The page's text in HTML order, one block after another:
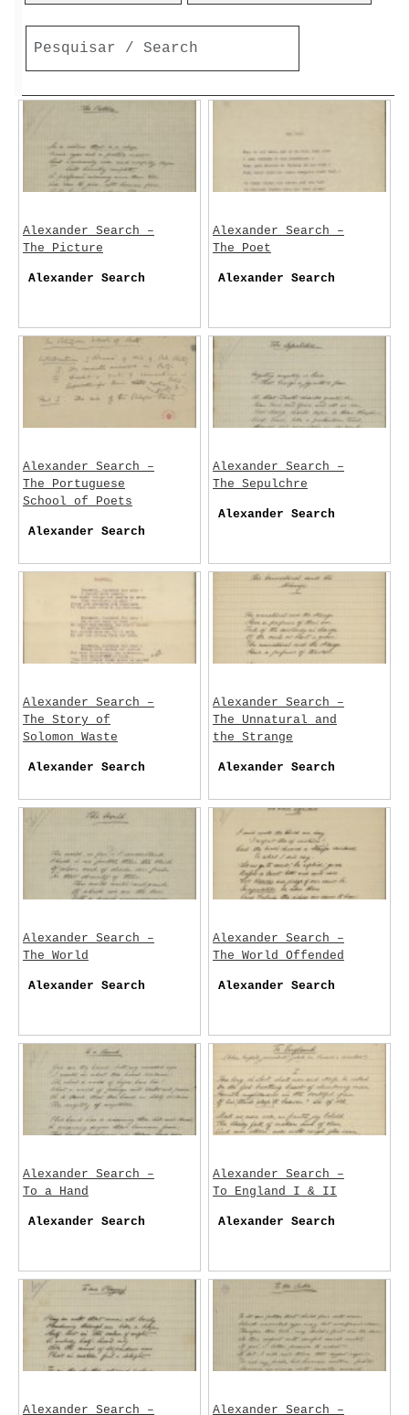
Alexander Search –
The Picture
Alexander Search
Alexander Search –
The Poet
Alexander Search
Alexander Search –
The Portuguese
School of Poets
Alexander Search
Alexander Search –
The Sepulchre
Alexander Search
Alexander Search –
The Story of
Solomon Waste
Alexander Search
Alexander Search –
The Unnatural and
the Strange
Alexander Search
Alexander Search –
The World
Alexander Search
Alexander Search –
The World Offended
Alexander Search
Alexander Search –
To a Hand
Alexander Search
Alexander Search –
To England I & II
Alexander Search
Alexander Search – Alexander Search –